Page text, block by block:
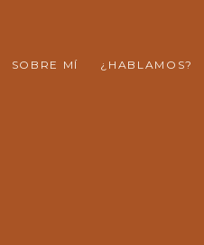
SOBRE MÍ ¿HABLAMOS?